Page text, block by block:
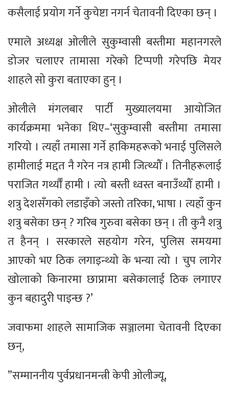
कसैलाई प्रयोग गर्ने कुचेष्टा नगर्न चेतावनी दिएका छन् ।
एमाले अध्यक्ष ओलीले सुकुम्वासी बस्तीमा महानगरले
डोजर चलाएर तामासा गरेको टिप्पणी गरेपछि मेयर
शाहले सो कुरा बताएका हुन् ।
ओलीले मंगलबार पार्टी मुख्यालयमा आयोजित
कार्यक्रममा भनेका थिए–‘सुकुम्वासी बस्तीमा तमासा
गरियो । त्यहाँ तमासा गर्ने हाकिमहरूको भनाई पुलिसले
हामीलाई मद्दत नै गरेन नत्र हामी जित्थ्यौँ । तिनीहरूलाई
पराजित गर्थ्यौँ हामी । त्यो बस्ती ध्वस्त बनाउँथ्यौँ हामी ।
शत्रु देशसँगको लडाइँको जस्तो तरिका, भाषा । त्यहाँ कुन
शत्रु बसेका छन् ? गरिब गुरुवा बसेका छन् । ती कुनै शत्रु
त हैनन् । सरकारले सहयोग गरेन, पुलिस समयमा
आएको भए ठिक लगाइन्थ्यो के भन्या त्यो । चुप लागेर
खोलाको किनारमा छाप्रामा बसेकालाई ठिक लगाएर
कुन बहादुरी पाइन्छ ?’​
जवाफमा शाहले सामाजिक सञ्जालमा चेतावनी दिएका
छन्,
”सम्माननीय पुर्वप्रधानमन्त्री केपी ओलीज्यू,